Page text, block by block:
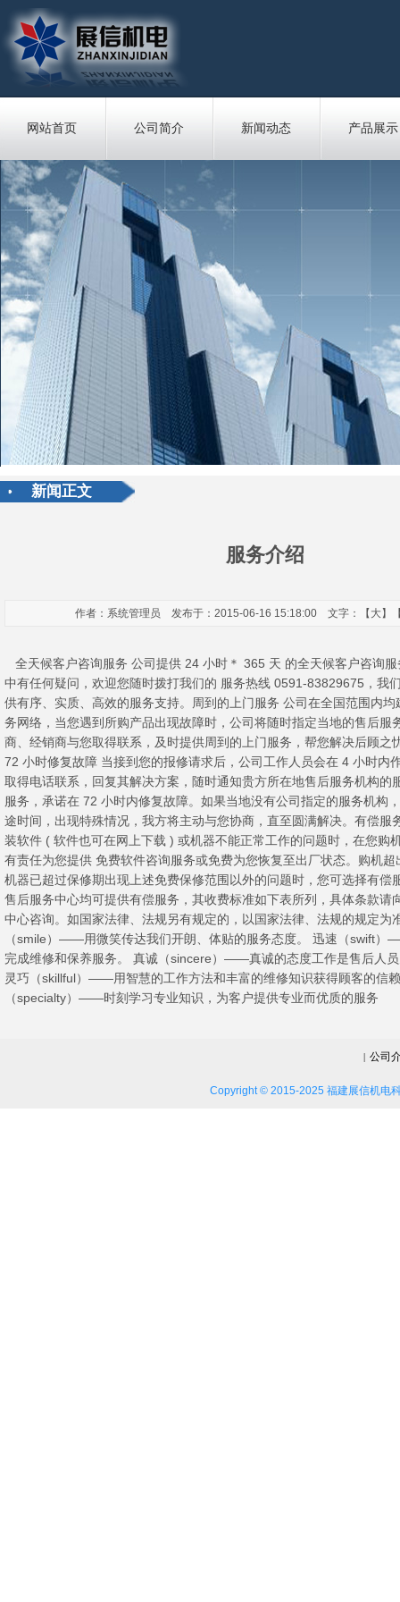
网站首页 公司简介 新闻动态 产品展示
新闻正文
服务介绍
作者：系统管理员 发布于：2015-06-16 15:18:00 文字：【 大】
全天候客户咨询服务 公司提供 24 小时＊ 365 天 的全天候客户咨询
中有任何疑问，欢迎您随时拨打我们的 服务热线 0591-83829675，我
供有序、实质、高效的服务支持。周到的上门服务 公司在全国范围内
务网络，当您遇到所购产品出现故障时，公司将随时指定当地的售后服
商、经销商与您取得联系，及时提供周到的上门服务，帮您解决后顾之
72 小时修复故障 当接到您的报修请求后，公司工作人员会在 4 小时内
取得电话联系，回复其解决方案，随时通知贵方所在地售后服务机构的
服务，承诺在 72 小时内修复故障。如果当地没有公司指定的服务机构
途时间，出现特殊情况，我方将主动与您协商，直至圆满解决。有
装软件 ( 软件也可在网上下载 ) 或机器不能正常工作的问题时，在您购
有责任为您提供 免费软件咨询服务或免费为您恢复至出厂状态。购机
机器已超过保修期出现上述免费保修范围以外的问题时，您可选择有偿
售后服务中心均可提供有偿服务，其收费标准如下表所列，具体条款请
中心咨询。如国家法律、法规另有规定的，以国家法律、法规的规定为
（smile）――用微笑传达我们开朗、体贴的服务态度。 迅速（swift）
完成维修和保养服务。 真诚（sincere）――真诚的态度工作是售后人
灵巧（skillful）――用智慧的工作方法和丰富的维修知识获得顾客的信
（specialty）――时刻学习专业知识，为客户提供专业而优质的服务
| 公司
Copyright © 2015-2025 福建展信机电